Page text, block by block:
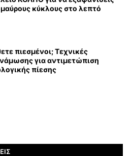
κύκλους στο λεπτό
πιεσμένοι; Τεχνικές
για αντιμετώπιση
πίεσης